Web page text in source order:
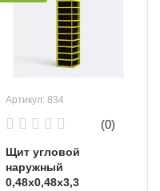
Артикул: 834
(0)
Щит угловой
наружный
0,48х0,48х3,3